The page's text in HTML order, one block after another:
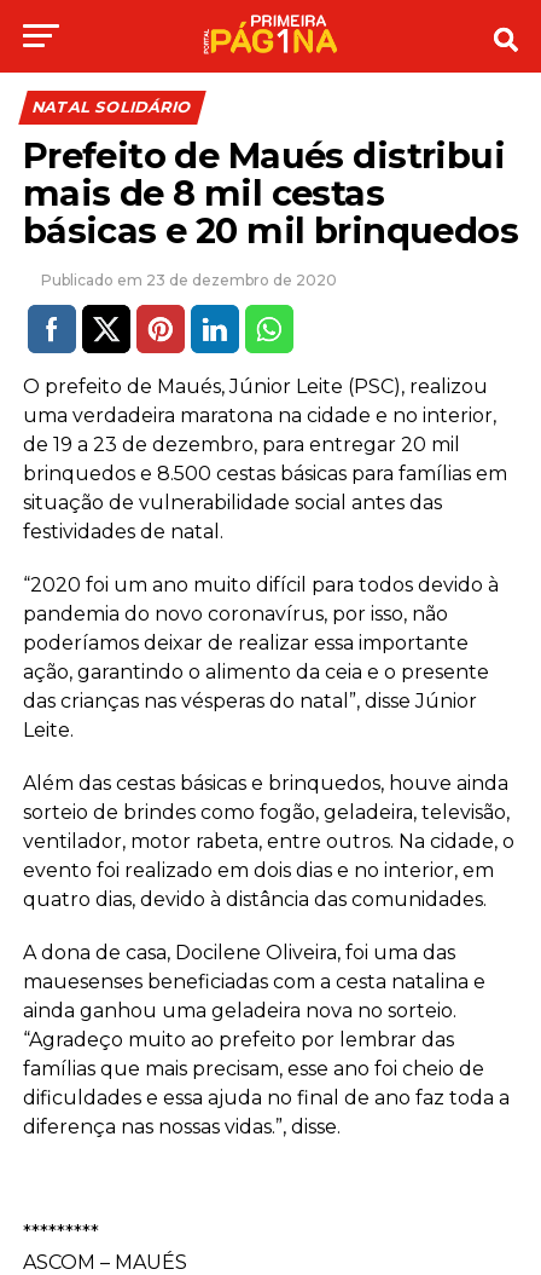
NATAL SOLIDÁRIO
Prefeito de Maués distribui
mais de 8 mil cestas
básicas e 20 mil brinquedos
23 de dezembro de 2020
O prefeito de Maués, Júnior Leite (PSC), realizou
uma verdadeira maratona na cidade e no interior,
de 19 a 23 de dezembro, para entregar 20 mil
brinquedos e 8.500 cestas básicas para famílias em
situação de vulnerabilidade social antes das
festividades de natal.
“2020 foi um ano muito difícil para todos devido à
pandemia do novo coronavírus, por isso, não
poderíamos deixar de realizar essa importante
ação, garantindo o alimento da ceia e o presente
das crianças nas vésperas do natal”, disse Júnior
Leite.
Além das cestas básicas e brinquedos, houve ainda
sorteio de brindes como fogão, geladeira, televisão,
ventilador, motor rabeta, entre outros. Na cidade, o
evento foi realizado em dois dias e no interior, em
quatro dias, devido à distância das comunidades.
A dona de casa, Docilene Oliveira, foi uma das
mauesenses beneficiadas com a cesta natalina e
ainda ganhou uma geladeira nova no sorteio.
“Agradeço muito ao prefeito por lembrar das
famílias que mais precisam, esse ano foi cheio de
dificuldades e essa ajuda no final de ano faz toda a
diferença nas nossas vidas.”, disse.
*********
ASCOM – MAUÉS